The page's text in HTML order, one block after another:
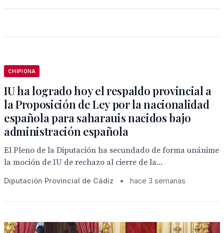
CHIPIONA
IU ha logrado hoy el respaldo provincial a
la Proposición de Ley por la nacionalidad
española para saharauis nacidos bajo
administración española
El Pleno de la Diputación ha secundado de forma unánime
la moción de IU de rechazo al cierre de la...
Diputación Provincial de Cádiz • hace 3 semanas